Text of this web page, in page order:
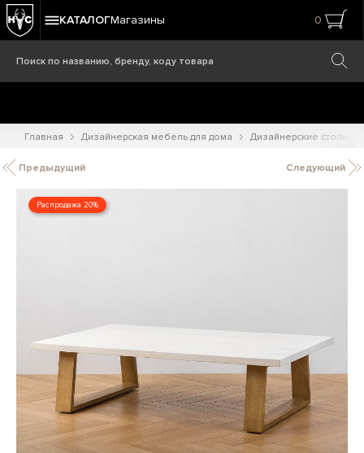
КАТАЛОГМагазины 0
Главная Дизайнерская мебель для дома Дизайнерские столы
Предыдущий Следующий
Распродажа 20%